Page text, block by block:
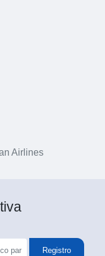
Airlines
Registro